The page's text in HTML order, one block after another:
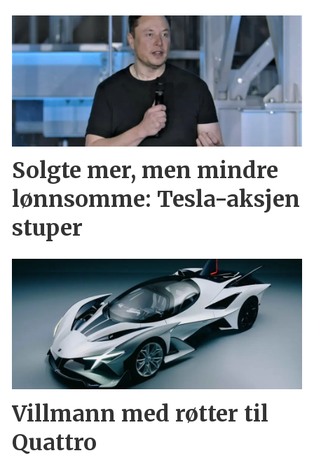
Solgte mer, men mindre
lønnsomme: Tesla-aksjen
stuper
Villmann med røtter til
Quattro